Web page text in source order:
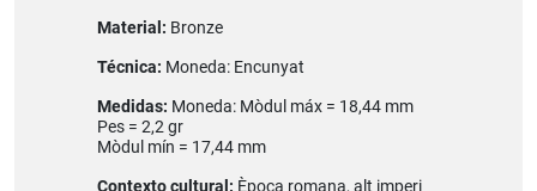
Material: Bronze
Técnica: Moneda: Encunyat
Medidas: Moneda: Mòdul máx = 18,44 mm
Pes = 2,2 gr
Mòdul mín = 17,44 mm
Contexto cultural: Època romana, alt imperi